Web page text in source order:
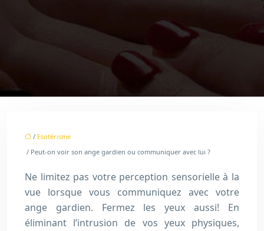
/ Esotérisme
/ Peut-on voir son ange gardien ou communiquer avec lui ?
Ne limitez pas votre perception sensorielle à la
vue lorsque vous communiquez avec votre
ange gardien. Fermez les yeux aussi! En
éliminant l’intrusion de vos yeux physiques,